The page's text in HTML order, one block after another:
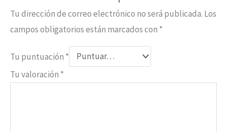
Tu dirección de correo electrónico no será publicada. Los
campos obligatorios están marcados con *
Tu puntuación *
Tu valoración *